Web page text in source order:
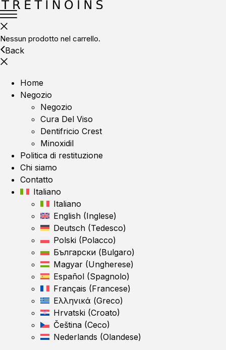
Nessun prodotto nel carrello.
Back
Home
Negozio
Negozio
Cura Del Viso
Dentifricio Crest
Minoxidil
Politica di restituzione
Chi siamo
Contatto
Italiano
Italiano
English (Inglese)
Deutsch (Tedesco)
Polski (Polacco)
Български (Bulgaro)
Magyar (Ungherese)
Español (Spagnolo)
Français (Francese)
Ελληνικά (Greco)
Hrvatski (Croato)
Čeština (Ceco)
Nederlands (Olandese)